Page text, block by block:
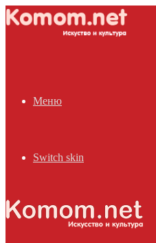
Меню
Switch skin